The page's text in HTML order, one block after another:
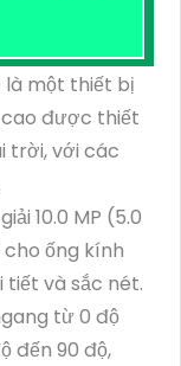
là một thiết bị
được thiết
trời, với các
10.0 MP (5.0
cho ống kính
tiết và sắc nét.
từ 0 độ
đến 90 độ,